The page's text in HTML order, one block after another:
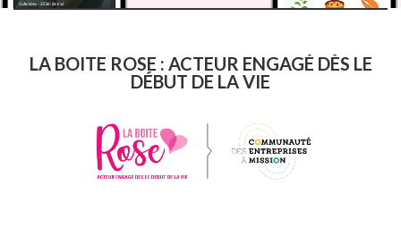
LA BOITE ROSE : ACTEUR ENGAGÉ DÈS LE
DÉBUT DE LA VIE